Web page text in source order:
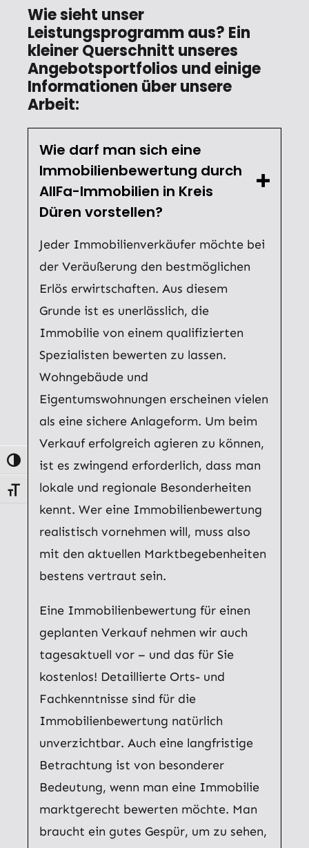
Umschalten auf hohe Kontraste
Schrift vergrößern
Wie sieht unser
Leistungsprogramm aus? Ein
kleiner Querschnitt unseres
Angebotsportfolios und einige
Informationen über unsere
Arbeit:
Wie darf man sich eine
Immobilienbewertung durch
AllFa-Immobilien in Kreis
Düren vorstellen?
Jeder Immobilienverkäufer möchte bei
der Veräußerung den bestmöglichen
Erlös erwirtschaften. Aus diesem
Grunde ist es unerlässlich, die
Immobilie von einem qualifizierten
Spezialisten bewerten zu lassen.
Wohngebäude und
Eigentumswohnungen erscheinen vielen
als eine sichere Anlageform. Um beim
Verkauf erfolgreich agieren zu können,
ist es zwingend erforderlich, dass man
lokale und regionale Besonderheiten
kennt. Wer eine Immobilienbewertung
realistisch vornehmen will, muss also
mit den aktuellen Marktbegebenheiten
bestens vertraut sein.
Eine Immobilienbewertung für einen
geplanten Verkauf nehmen wir auch
tagesaktuell vor – und das für Sie
kostenlos! Detaillierte Orts- und
Fachkenntnisse sind für die
Immobilienbewertung natürlich
unverzichtbar. Auch eine langfristige
Betrachtung ist von besonderer
Bedeutung, wenn man eine Immobilie
marktgerecht bewerten möchte. Man
braucht ein gutes Gespür, um zu sehen,